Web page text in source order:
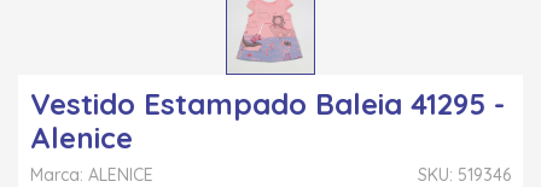
Vestido Estampado Baleia 41295 -
Alenice
SKU: 519346
Marca: ALENICE